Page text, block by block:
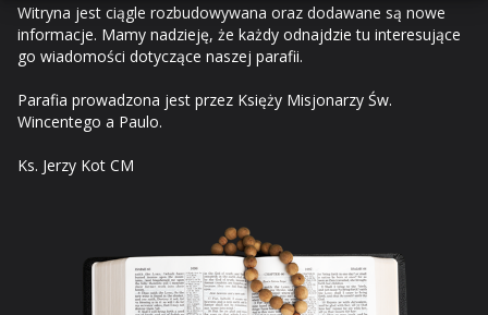
Witryna jest ciągle rozbudowywana oraz dodawane są nowe
informacje. Mamy nadzieję, że każdy odnajdzie tu interesujące
go wiadomości dotyczące naszej parafii.
Parafia prowadzona jest przez Księży Misjonarzy Św.
Wincentego a Paulo.
Ks. Jerzy Kot CM